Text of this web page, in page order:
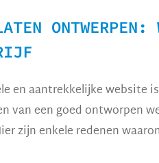
en aantrekkelijke website
van een goed ontworpen
zijn enkele redenen